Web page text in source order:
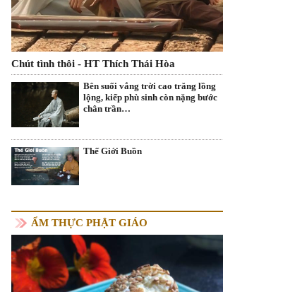
Chút tình thôi - HT Thích Thái Hòa
Bên suối vắng trời cao trăng lồng
lộng, kiếp phù sinh còn nặng bước
chân trần…
Thế Giới Buồn
ẨM THỰC PHẬT GIÁO